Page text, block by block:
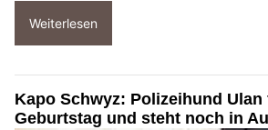
Weiterlesen
Kapo Schwyz: Polizeihund Ulan
Geburtstag und steht noch in